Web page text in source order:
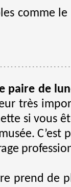
comme le
paire de
très
si vous
prend de